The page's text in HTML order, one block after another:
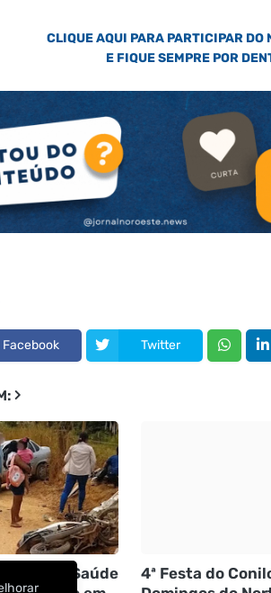
CLIQUE AQUI PARA PARTICIPAR DO
E FIQUE SEMPRE POR
Facebook Twitter
de Saúde
4ª Festa do